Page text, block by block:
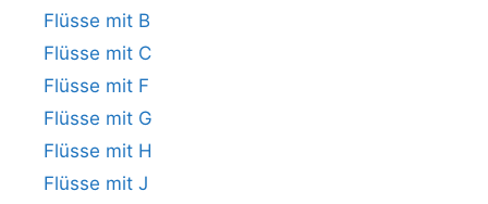
Flüsse mit B
Flüsse mit C
Flüsse mit F
Flüsse mit G
Flüsse mit H
Flüsse mit J